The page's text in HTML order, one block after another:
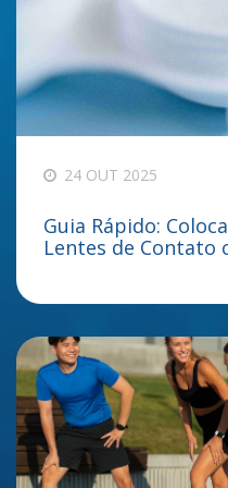
24 OUT 2025
Guia Rápido:
Lentes de Contato